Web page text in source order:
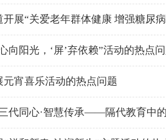
展“关爱老年群体健康 增强糖尿
向阳光，‘屏’弃依赖”活动的热点
宵喜乐活动的热点问题
代同心·智慧传承——隔代教育中